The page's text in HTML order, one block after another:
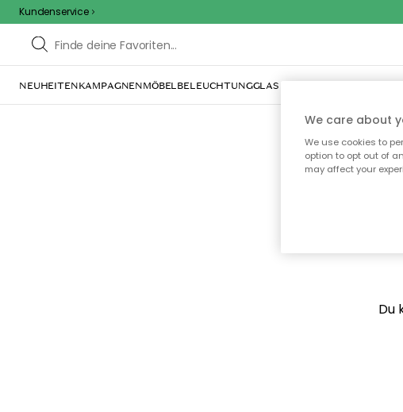
Kundenservice
NEUHEITENKAMPAGNENMÖBELBELEUCHTUNGGLAS & GESCHIRR
Du
We care about
We use cookies to
option to opt out of
may affect your